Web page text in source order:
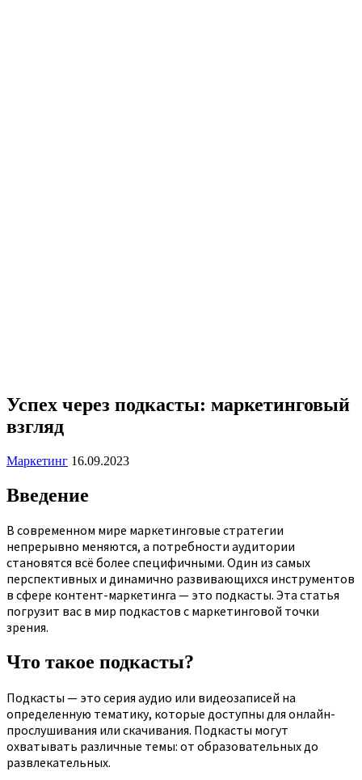
Успех через подкасты: маркетинговый
взгляд
Маркетинг 16.09.2023
Введение
В современном мире маркетинговые стратегии
непрерывно меняются, а потребности аудитории
становятся всё более специфичными. Один из самых
перспективных и динамично развивающихся инструментов
в сфере контент-маркетинга — это подкасты. Эта статья
погрузит вас в мир подкастов с маркетинговой точки
зрения.
Что такое подкасты?
Подкасты — это серия аудио или видеозаписей на
определенную тематику, которые доступны для онлайн-
прослушивания или скачивания. Подкасты могут
охватывать различные темы: от образовательных до
развлекательных.